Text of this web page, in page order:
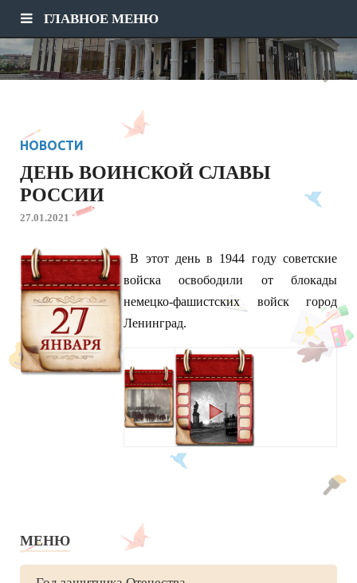
ГЛАВНОЕ МЕНЮ
НОВОСТИ
ДЕНЬ ВОИНСКОЙ СЛАВЫ
РОССИИ
27.01.2021
В этот день в 1944 году советские
войска освободили от блокады
немецко-фашистских войск город
Ленинград.
МЕНЮ